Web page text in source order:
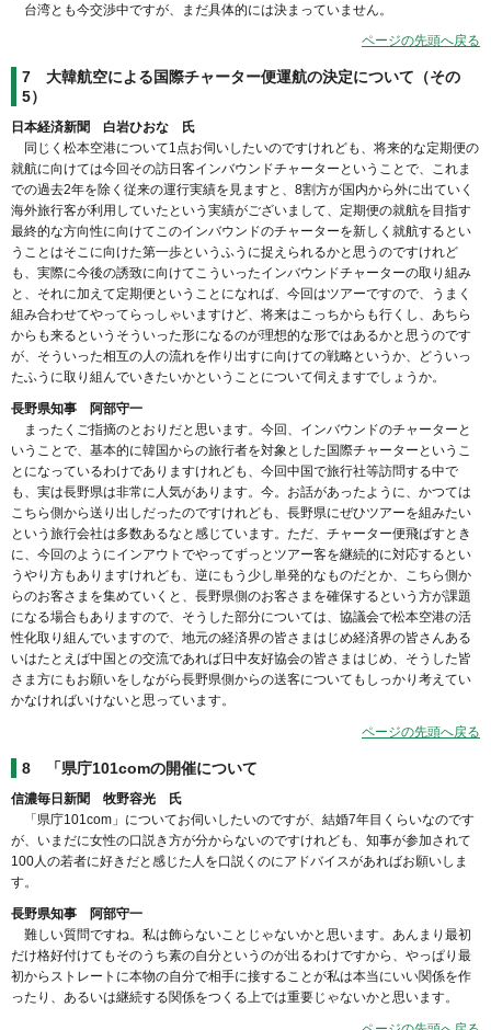
台湾とも今交渉中ですが、まだ具体的には決まっていません。
ページの先頭へ戻る
7 大韓航空による国際チャーター便運航の決定について（その
5）
日本経済新聞 白岩ひおな 氏
同じく松本空港について1点お伺いしたいのですけれども、将来的な定期便の
就航に向けては今回その訪日客インバウンドチャーターということで、これま
での過去2年を除く従来の運行実績を見ますと、8割方が国内から外に出ていく
海外旅行客が利用していたという実績がございまして、定期便の就航を目指す
最終的な方向性に向けてこのインバウンドのチャーターを新しく就航するとい
うことはそこに向けた第一歩というふうに捉えられるかと思うのですけれど
も、実際に今後の誘致に向けてこういったインバウンドチャーターの取り組み
と、それに加えて定期便ということになれば、今回はツアーですので、うまく
組み合わせてやってらっしゃいますけど、将来はこっちからも行くし、あちら
からも来るというそういった形になるのが理想的な形ではあるかと思うのです
が、そういった相互の人の流れを作り出すに向けての戦略というか、どういっ
たふうに取り組んでいきたいかということについて伺えますでしょうか。
長野県知事 阿部守一
まったくご指摘のとおりだと思います。今回、インバウンドのチャーターと
いうことで、基本的に韓国からの旅行者を対象とした国際チャーターというこ
とになっているわけでありますけれども、今回中国で旅行社等訪問する中で
も、実は長野県は非常に人気があります。今。お話があったように、かつては
こちら側から送り出しだったのですけれども、長野県にぜひツアーを組みたい
という旅行会社は多数あるなと感じています。ただ、チャーター便飛ばすとき
に、今回のようにインアウトでやってずっとツアー客を継続的に対応するとい
うやり方もありますけれども、逆にもう少し単発的なものだとか、こちら側か
らのお客さまを集めていくと、長野県側のお客さまを確保するという方が課題
になる場合もありますので、そうした部分については、協議会で松本空港の活
性化取り組んでいますので、地元の経済界の皆さまはじめ経済界の皆さんある
いはたとえば中国との交流であれば日中友好協会の皆さまはじめ、そうした皆
さま方にもお願いをしながら長野県側からの送客についてもしっかり考えてい
かなければいけないと思っています。
ページの先頭へ戻る
8 「県庁101comの開催について
信濃毎日新聞 牧野容光 氏
「県庁101com」についてお伺いしたいのですが、結婚7年目くらいなのです
が、いまだに女性の口説き方が分からないのですけれども、知事が参加されて
100人の若者に好きだと感じた人を口説くのにアドバイスがあればお願いしま
す。
長野県知事 阿部守一
難しい質問ですね。私は飾らないことじゃないかと思います。あんまり最初
だけ格好付けてもそのうち素の自分というのが出るわけですから、やっぱり最
初からストレートに本物の自分で相手に接することが私は本当にいい関係を作
ったり、あるいは継続する関係をつくる上では重要じゃないかと思います。